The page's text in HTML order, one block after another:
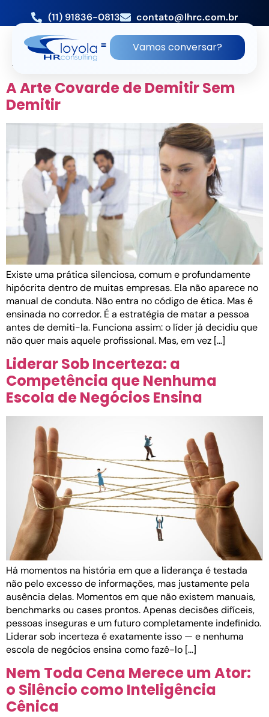
(11) 91836-0813 contato@lhrc.com.br
Vamos conversar?
TAG:EMPRESA DE RH SANTO
AMARO
A Arte Covarde de Demitir Sem
Demitir
Existe uma prática silenciosa, comum e profundamente
hipócrita dentro de muitas empresas. Ela não aparece no
manual de conduta. Não entra no código de ética. Mas é
ensinada no corredor. É a estratégia de matar a pessoa
antes de demiti-la. Funciona assim: o líder já decidiu que
não quer mais aquele profissional. Mas, em vez […]
Liderar Sob Incerteza: a
Competência que Nenhuma
Escola de Negócios Ensina
Há momentos na história em que a liderança é testada
não pelo excesso de informações, mas justamente pela
ausência delas. Momentos em que não existem manuais,
benchmarks ou cases prontos. Apenas decisões difíceis,
pessoas inseguras e um futuro completamente indefinido.
Liderar sob incerteza é exatamente isso — e nenhuma
escola de negócios ensina como fazê-lo […]
Nem Toda Cena Merece um Ator:
o Silêncio como Inteligência
Cênica